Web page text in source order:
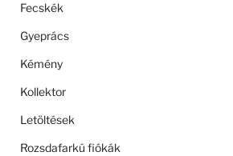
Fecskék
Gyeprács
Kémény
Kollektor
Letöltések
Rozsdafarkú fiókák